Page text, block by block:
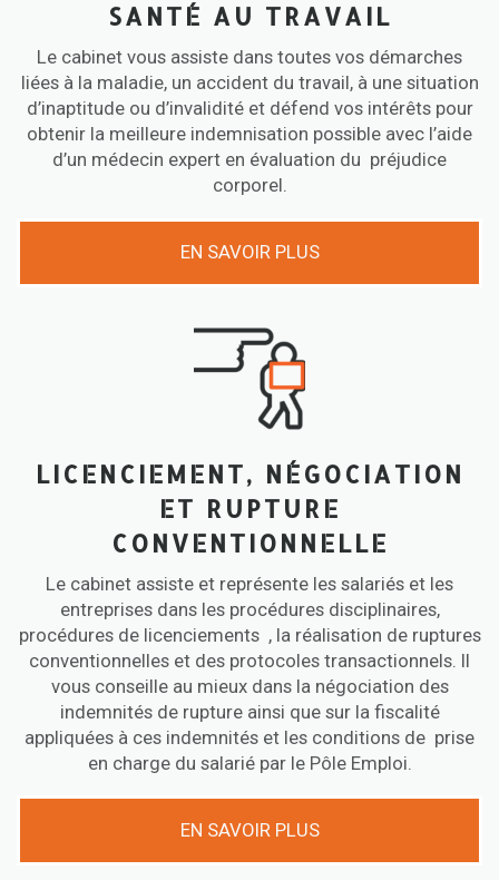
SANTÉ AU TRAVAIL
Le cabinet vous assiste dans toutes vos démarches
liées à la maladie, un accident du travail, à une situation
d’inaptitude ou d’invalidité et défend vos intérêts pour
obtenir la meilleure indemnisation possible avec l’aide
d’un médecin expert en évaluation du préjudice
corporel.
EN SAVOIR PLUS
LICENCIEMENT, NÉGOCIATION
ET RUPTURE
CONVENTIONNELLE
Le cabinet assiste et représente les salariés et les
entreprises dans les procédures disciplinaires,
procédures de licenciements , la réalisation de ruptures
conventionnelles et des protocoles transactionnels. Il
vous conseille au mieux dans la négociation des
indemnités de rupture ainsi que sur la fiscalité
appliquées à ces indemnités et les conditions de prise
en charge du salarié par le Pôle Emploi.
EN SAVOIR PLUS